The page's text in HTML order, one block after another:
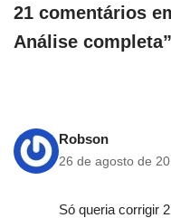
21 comentários
Análise completa”
Robson
26 de agosto de
Só queria corrigir